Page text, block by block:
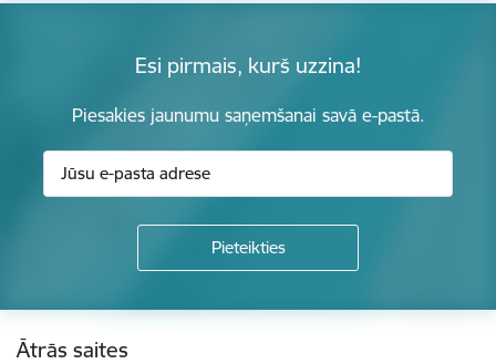
Esi pirmais, kurš uzzina!
Piesakies jaunumu saņemšanai savā e-pastā.
Kājene
Ātrās saites